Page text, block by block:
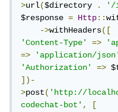
>url($directory . '/
$response = Http::
->withHeaders([
'Content-Type'
=>
=>
'application/
'Authorization'
=>
])-
>post('http://
codechat-bot',
[